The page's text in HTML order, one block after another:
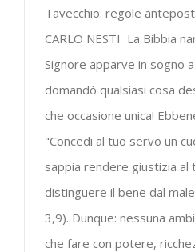
Tavecchio: regole
CARLO NESTI La Bibbia
Signore apparve in sogno
domandò qualsiasi cosa
che occasione unica!
"Concedi al tuo servo un
sappia rendere giustizia al
distinguere il bene dal
3,9). Dunque: nessuna
che fare con potere,